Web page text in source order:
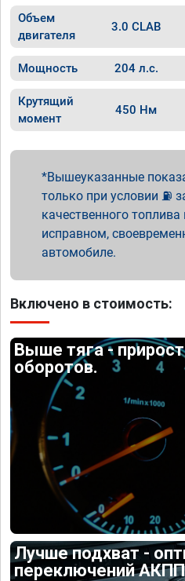
Объем
двигателя
3.0 CLAB
Мощность 204 л.с.
Крутящий
момент
450 Нм
Вышеуказанные
только при условии ⛽
качественного
исправном,
автомобиле.
Включено в стоимость:
Выше тяга -
оборотов.
Лучше подхват -
переключений